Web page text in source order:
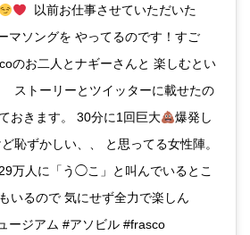
ㅤㅤㅤㅤㅤㅤㅤㅤㅤㅤㅤㅤㅤ 以前お仕事させていただいた
マソングを やってるのです！すご
のお二人とナギーさんと 楽しむとい
ㅤㅤㅤㅤㅤㅤㅤㅤ ストーリーとツイッターに載せたの
おきます。 30分に1回巨大
爆発し
行ってみたいけど恥ずかしい、、 と思ってる女性陣。
万人に「う◯こ」と叫んでいるとこ
いるので 気にせず全力で楽しん
ㅤ #うんこミュージアム #アソビル #frasco